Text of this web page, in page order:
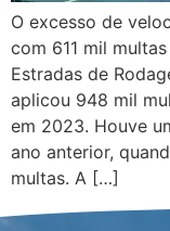
O excesso de
com 611 mil
Estradas de
aplicou 948 mil
em 2023. Houve
ano anterior,
multas. A […]